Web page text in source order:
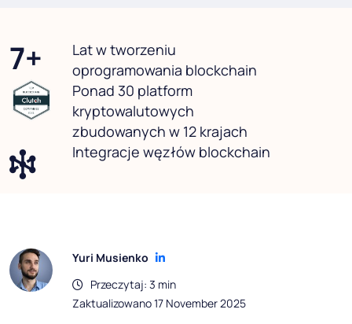
7+
Lat w tworzeniu
oprogramowania blockchain
Ponad 30 platform
kryptowalutowych
zbudowanych w 12 krajach
Integracje węzłów blockchain
Yuri Musienko
Przeczytaj: 3 min
Zaktualizowano 17 November 2025